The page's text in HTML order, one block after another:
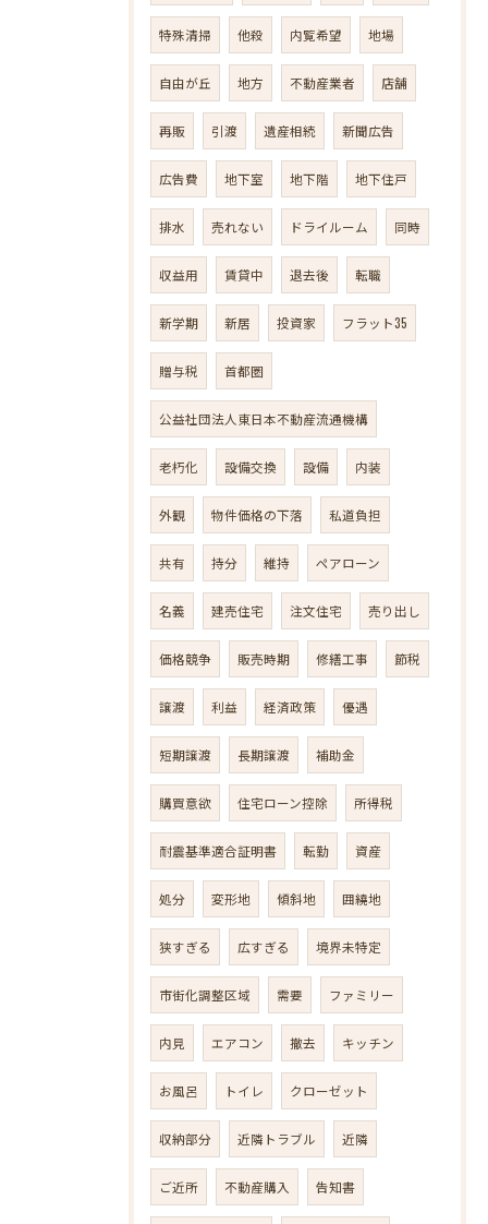
特殊清掃 他殺 内覧希望 地場
自由が丘 地方 不動産業者 店舗
再販 引渡 遺産相続 新聞広告
広告費 地下室 地下階 地下住戸
排水 売れない ドライルーム 同時
収益用 賃貸中 退去後 転職
新学期 新居 投資家 フラット35
贈与税 首都圏
公益社団法人東日本不動産流通機構
老朽化 設備交換 設備 内装
外観 物件価格の下落 私道負担
共有 持分 維持 ペアローン
名義 建売住宅 注文住宅 売り出し
価格競争 販売時期 修繕工事 節税
譲渡 利益 経済政策 優遇
短期譲渡 長期譲渡 補助金
購買意欲 住宅ローン控除 所得税
耐震基準適合証明書 転勤 資産
処分 変形地 傾斜地 囲繞地
狭すぎる 広すぎる 境界未特定
市街化調整区域 需要 ファミリー
内見 エアコン 撤去 キッチン
お風呂 トイレ クローゼット
収納部分 近隣トラブル 近隣
ご近所 不動産購入 告知書